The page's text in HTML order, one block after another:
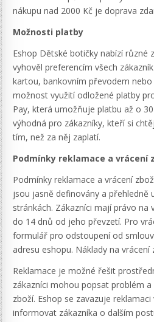
nákupu nad 2000 Kč je doprava
Možnosti platby
Eshop Dětské botičky nabízí různé
vyhověl preferencím všech
kartou, bankovním převodem
možnost využití odložené platby
Pay, která umožňuje platbu až o
výhodná pro zákazníky, kteří si
tím, než za něj zaplatí.
Podmínky reklamace a vrácení
Podmínky reklamace a vrácení
jsou jasně definovány a přehledně
stránkách. Zákazníci mají právo na
do 14 dnů od jeho převzetí. Pro
formulář pro odstoupení od
adresu eshopu. Náklady na vrácení
Reklamace je možné řešit
zákazníci mohou popsat problém
zboží. Eshop se zavazuje
informovat zákazníka o dalším